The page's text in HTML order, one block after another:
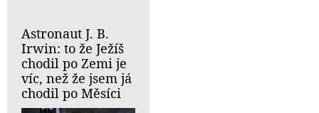
Astronaut J. B.
Irwin: to že Ježíš
chodil po Zemi je
víc, než že jsem já
chodil po Měsíci